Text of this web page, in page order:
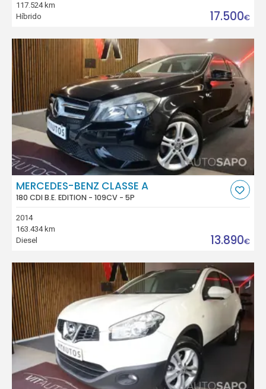
117.524 km
Híbrido
17.500€
MERCEDES-BENZ CLASSE A
180 CDI B.E. EDITION - 109CV - 5P
2014
163.434 km
Diesel
13.890€